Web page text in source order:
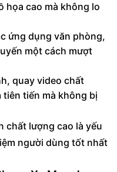
họa cao mà không lo
ứng dụng văn phòng,
một cách mượt
quay video chất
tiến mà không bị
chất lượng cao là yếu
người dùng tốt nhất